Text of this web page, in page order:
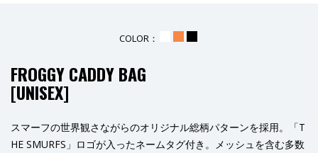
COLOR： _ _
FROGGY CADDY BAG
[UNISEX]
スマーフの世界観さながらのオリジナル総柄パターンを採用。「T
HE SMURFS」ロゴが入ったネームタグ付き。メッシュを含む多数